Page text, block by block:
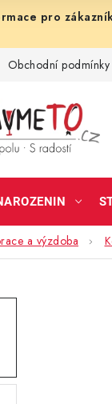
Obchodní podmínky
a výzdoba